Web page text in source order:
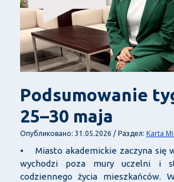
Podsumowanie
25–30 maja
Опубликовано: 31.05.2026 / Раздел: Karta
• Miasto akademickie zaczyna się
wychodzi poza mury uczelni i
codziennego życia mieszkańców.